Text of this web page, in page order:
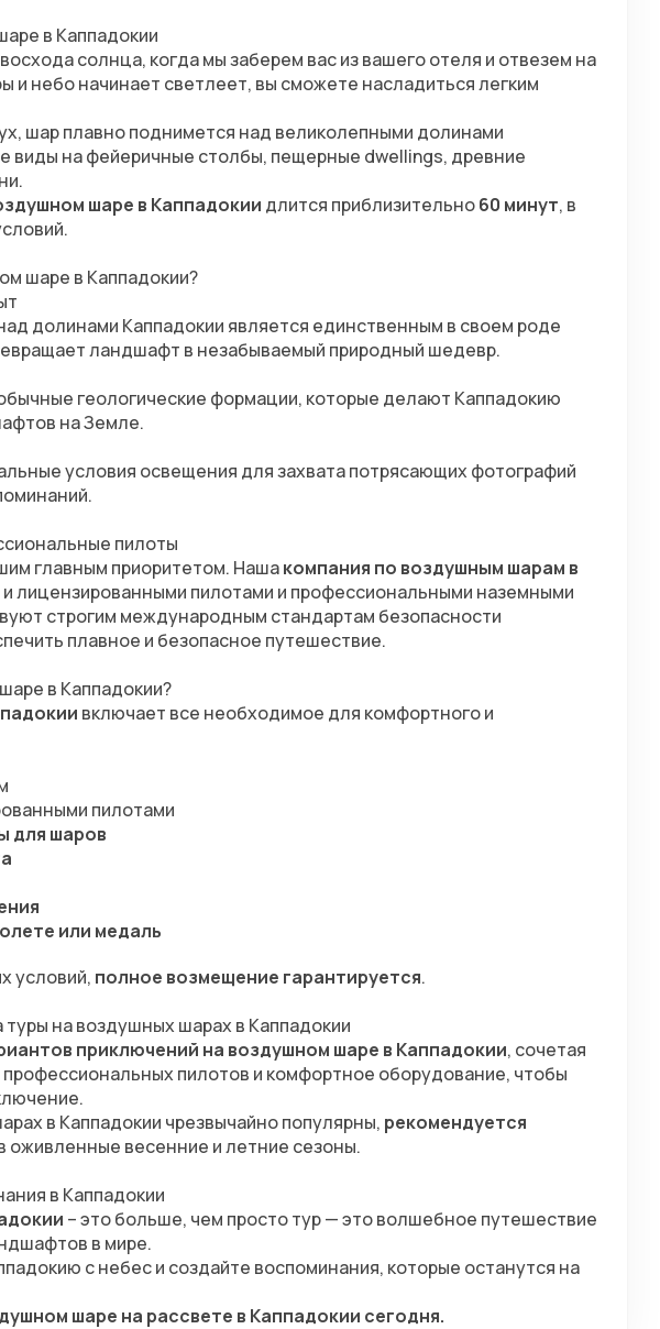
в Каппадокии
солнца, когда мы заберем вас из вашего отеля и отвезем на
и небо начинает светлеет, вы сможете насладиться легким
шар плавно поднимется над великолепными долинами
виды на фейеричные столбы, пещерные dwellings, древние
шаре в Каппадокии длится приблизительно 60 минут, в
шаре в Каппадокии?
долинами Каппадокии является единственным в своем роде
ландшафт в незабываемый природный шедевр.
геологические формации, которые делают Каппадокию
на Земле.
условия освещения для захвата потрясающих фотографий
пилоты
главным приоритетом. Наша компания по воздушным шарам в
лицензированными пилотами и профессиональными наземными
строгим международным стандартам безопасности
плавное и безопасное путешествие.
в Каппадокии?
включает все необходимое для комфортного и
пилотами
для шаров
или медаль
условий, полное возмещение гарантируется.
на воздушных шарах в Каппадокии
приключений на воздушном шаре в Каппадокии, сочетая
пилотов и комфортное оборудование, чтобы
в Каппадокии чрезвычайно популярны, рекомендуется
оживленные весенние и летние сезоны.
в Каппадокии
– это больше, чем просто тур — это волшебное путешествие
в мире.
с небес и создайте воспоминания, которые останутся на
шаре на рассвете в Каппадокии сегодня.